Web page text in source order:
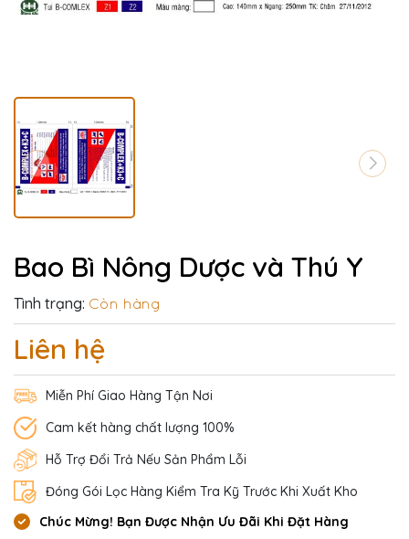
Bao Bì Nông Dược và Thú Y
Tình trạng: Còn hàng
Liên hệ
Miễn Phí Giao Hàng Tận Nơi
Cam kết hàng chất lượng 100%
Hỗ Trợ Đổi Trả Nếu Sản Phẩm Lỗi
Đóng Gói Lọc Hàng Kiểm Tra Kỹ Trước Khi Xuất Kho
Chúc Mừng! Bạn Được Nhận Ưu Đãi Khi Đặt Hàng